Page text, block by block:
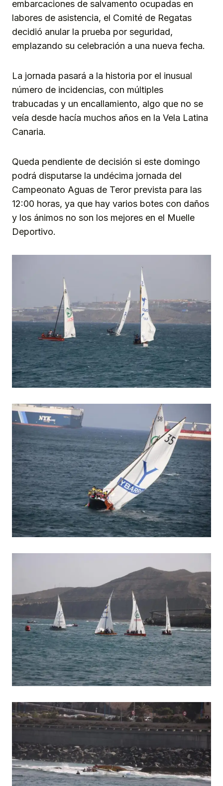
embarcaciones de salvamento ocupadas en
labores de asistencia, el Comité de Regatas
decidió anular la prueba por seguridad,
emplazando su celebración a una nueva fecha.
La jornada pasará a la historia por el inusual
número de incidencias, con múltiples
trabucadas y un encallamiento, algo que no se
veía desde hacía muchos años en la Vela Latina
Canaria.
Queda pendiente de decisión si este domingo
podrá disputarse la undécima jornada del
Campeonato Aguas de Teror prevista para las
12:00 horas, ya que hay varios botes con daños
y los ánimos no son los mejores en el Muelle
Deportivo.